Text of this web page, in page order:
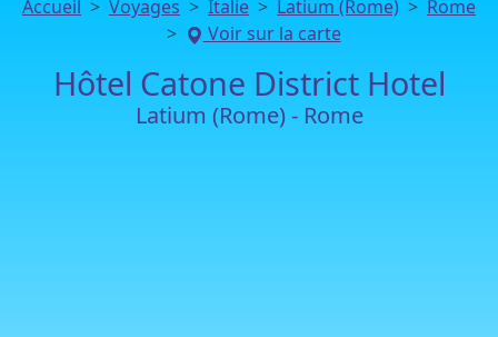
Accueil Voyages Italie Latium (Rome)
Rome
Voir sur la carte
Hôtel Catone District Hotel
Latium (Rome) - Rome